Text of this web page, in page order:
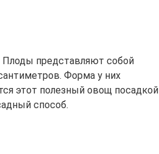
Плоды представляют собой
Форма у них
этот полезный овощ посадкой
способ.